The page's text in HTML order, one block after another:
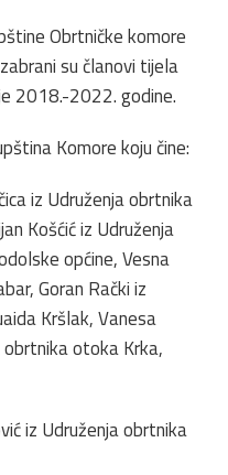
Obrtničke komore
su članovi tijela
2018.-2022. godine.
Komore koju čine:
iz Udruženja obrtnika
Košćić iz Udruženja
općine, Vesna
Goran Rački iz
Kršlak, Vanesa
obrtnika otoka Krka,
iz Udruženja obrtnika